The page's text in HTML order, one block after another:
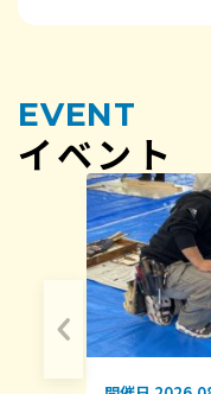
【R8年度】8/20
応援する不動産
2026.07.21
令和８年度選
トナー）省エ
EVENT
イベント